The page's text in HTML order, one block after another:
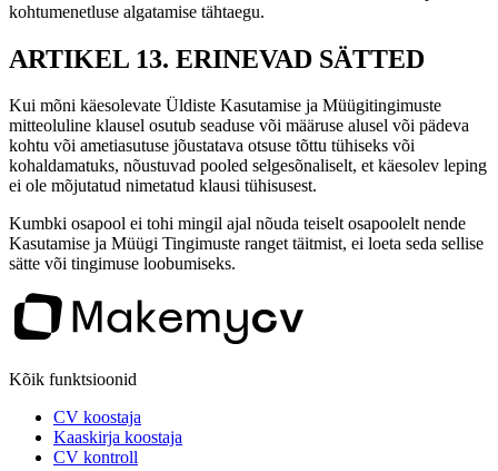
kohtumenetluse algatamise tähtaegu.
ARTIKEL 13. ERINEVAD SÄTTED
Kui mõni käesolevate Üldiste Kasutamise ja Müügitingimuste
mitteoluline klausel osutub seaduse või määruse alusel või pädeva
kohtu või ametiasutuse jõustatava otsuse tõttu tühiseks või
kohaldamatuks, nõustuvad pooled selgesõnaliselt, et käesolev leping
ei ole mõjutatud nimetatud klausi tühisusest.
Kumbki osapool ei tohi mingil ajal nõuda teiselt osapoolelt nende
Kasutamise ja Müügi Tingimuste ranget täitmist, ei loeta seda sellise
sätte või tingimuse loobumiseks.
Kõik funktsioonid
CV koostaja
Kaaskirja koostaja
CV kontroll